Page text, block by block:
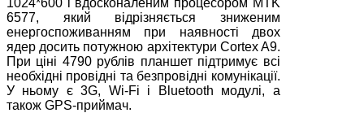
6577, який відрізняється зниженим
енергоспоживанням при наявності двох
ядер досить потужною архітектури Cortex A9.
При ціні 4790 рублів планшет підтримує всі
необхідні провідні та безпровідні комунікації.
У ньому є 3G, Wi-Fi і Bluetooth модулі, а
також GPS-приймач.